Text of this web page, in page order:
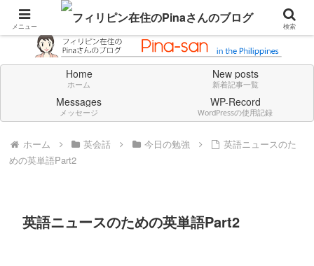
Don't think deeply. Feel always in English.
Home
ホーム
New posts
新着記事一覧
Messages
メッセージ
WP-Record
WordPressの使用記録
ホーム 英会話 今日の勉強
英語ニュースのた
めの英単語Part2
英語ニュースのための英単語Part2
メニュー 検索